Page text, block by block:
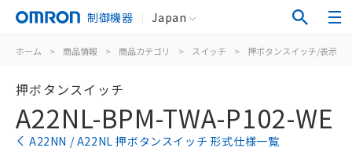
制御機器 Japan
ホーム > 商品情報 > 商品カテゴリ > スイッチ > 押ボタンスイッチ/表示灯
押ボタンスイッチ
A22NL-BPM-TWA-P102-WE
A22NN / A22NL 押ボタンスイッチ 形式仕様一覧